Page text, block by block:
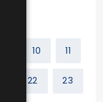
10 11
22 23